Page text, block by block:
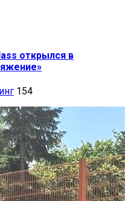
открылся в
154